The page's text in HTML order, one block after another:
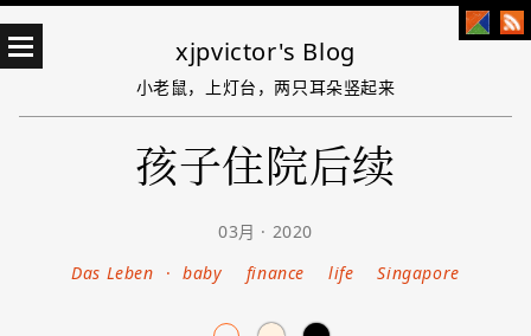
xjpvictor's Blog
小老鼠，上灯台，两只耳朵竖起来
孩子住院后续
03月 · 2020
Das Leben
· baby finance life Singapore